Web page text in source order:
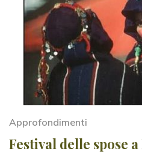
Approfondimenti
Festival delle spose